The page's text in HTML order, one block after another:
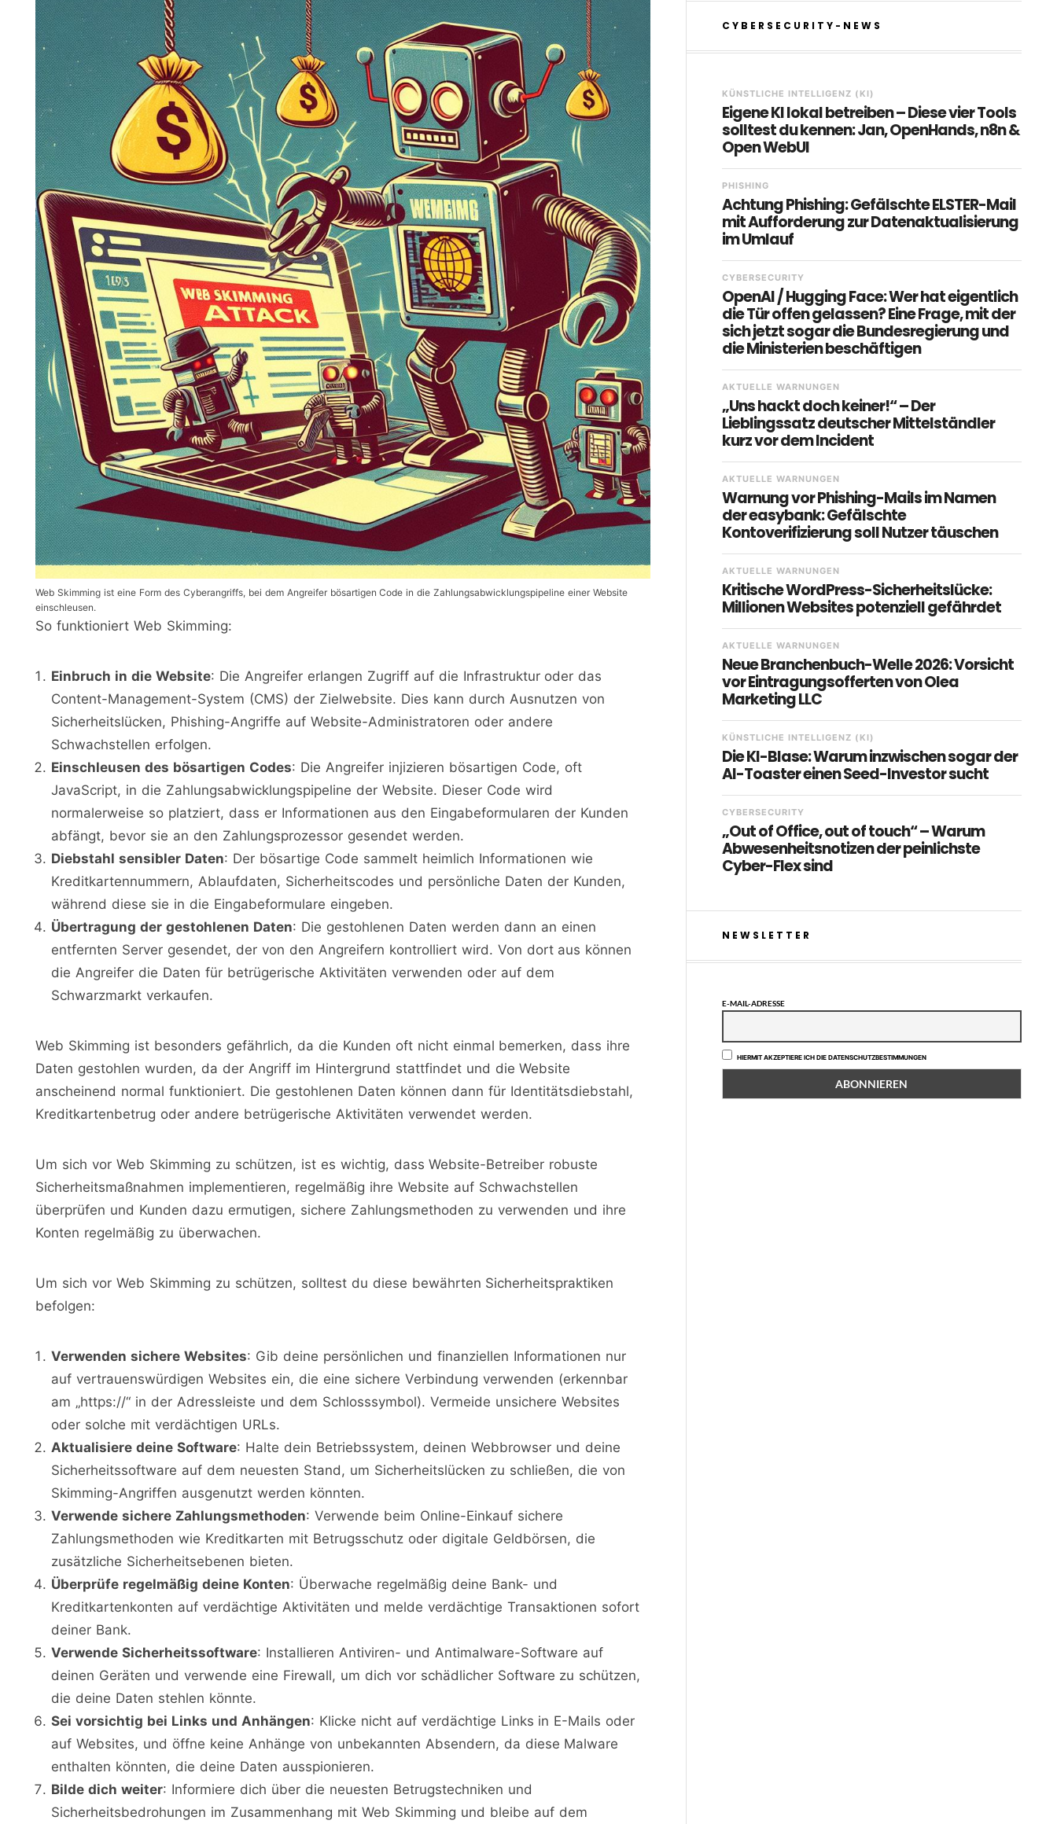
Web Skimming ist eine Form des Cyberangriffs, bei dem Angreifer bösartigen Code in die Zahlungsabwicklungspipeline einer Website
einschleusen.
So funktioniert Web Skimming:
Einbruch in die Website: Die Angreifer erlangen Zugriff auf die Infrastruktur oder das
Content-Management-System (CMS) der Zielwebsite. Dies kann durch Ausnutzen von
Sicherheitslücken, Phishing-Angriffe auf Website-Administratoren oder andere
Schwachstellen erfolgen.
Einschleusen des bösartigen Codes: Die Angreifer injizieren bösartigen Code, oft
JavaScript, in die Zahlungsabwicklungspipeline der Website. Dieser Code wird
normalerweise so platziert, dass er Informationen aus den Eingabeformularen der Kunden
abfängt, bevor sie an den Zahlungsprozessor gesendet werden.
Diebstahl sensibler Daten: Der bösartige Code sammelt heimlich Informationen wie
Kreditkartennummern, Ablaufdaten, Sicherheitscodes und persönliche Daten der Kunden,
während diese sie in die Eingabeformulare eingeben.
Übertragung der gestohlenen Daten: Die gestohlenen Daten werden dann an einen
entfernten Server gesendet, der von den Angreifern kontrolliert wird. Von dort aus können
die Angreifer die Daten für betrügerische Aktivitäten verwenden oder auf dem
Schwarzmarkt verkaufen.
Web Skimming ist besonders gefährlich, da die Kunden oft nicht einmal bemerken, dass ihre
Daten gestohlen wurden, da der Angriff im Hintergrund stattfindet und die Website
anscheinend normal funktioniert. Die gestohlenen Daten können dann für Identitätsdiebstahl,
Kreditkartenbetrug oder andere betrügerische Aktivitäten verwendet werden.
Um sich vor Web Skimming zu schützen, ist es wichtig, dass Website-Betreiber robuste
Sicherheitsmaßnahmen implementieren, regelmäßig ihre Website auf Schwachstellen
überprüfen und Kunden dazu ermutigen, sichere Zahlungsmethoden zu verwenden und ihre
Konten regelmäßig zu überwachen.
Um sich vor Web Skimming zu schützen, solltest du diese bewährten Sicherheitspraktiken
befolgen:
Verwenden sichere Websites: Gib deine persönlichen und finanziellen Informationen nur
auf vertrauenswürdigen Websites ein, die eine sichere Verbindung verwenden (erkennbar
am „https://“ in der Adressleiste und dem Schlosssymbol). Vermeide unsichere Websites
oder solche mit verdächtigen URLs.
Aktualisiere deine Software: Halte dein Betriebssystem, deinen Webbrowser und deine
Sicherheitssoftware auf dem neuesten Stand, um Sicherheitslücken zu schließen, die von
Skimming-Angriffen ausgenutzt werden könnten.
Verwende sichere Zahlungsmethoden: Verwende beim Online-Einkauf sichere
Zahlungsmethoden wie Kreditkarten mit Betrugsschutz oder digitale Geldbörsen, die
zusätzliche Sicherheitsebenen bieten.
Überprüfe regelmäßig deine Konten: Überwache regelmäßig deine Bank- und
Kreditkartenkonten auf verdächtige Aktivitäten und melde verdächtige Transaktionen sofort
deiner Bank.
Verwende Sicherheitssoftware: Installieren Antiviren- und Antimalware-Software auf
deinen Geräten und verwende eine Firewall, um dich vor schädlicher Software zu schützen,
die deine Daten stehlen könnte.
Sei vorsichtig bei Links und Anhängen: Klicke nicht auf verdächtige Links in E-Mails oder
auf Websites, und öffne keine Anhänge von unbekannten Absendern, da diese Malware
enthalten könnten, die deine Daten ausspionieren.
Bilde dich weiter: Informiere dich über die neuesten Betrugstechniken und
Sicherheitsbedrohungen im Zusammenhang mit Web Skimming und bleibe auf dem
CYBERSECURITY-NEWS
KÜNSTLICHE INTELLIGENZ (KI)
Eigene KI lokal betreiben – Diese vier Tools
solltest du kennen: Jan, OpenHands, n8n &
Open WebUI
PHISHING
Achtung Phishing: Gefälschte ELSTER-Mail
mit Aufforderung zur Datenaktualisierung
im Umlauf
CYBERSECURITY
OpenAI / Hugging Face: Wer hat eigentlich
die Tür offen gelassen? Eine Frage, mit der
sich jetzt sogar die Bundesregierung und
die Ministerien beschäftigen
AKTUELLE WARNUNGEN
„Uns hackt doch keiner!“ – Der
Lieblingssatz deutscher Mittelständler
kurz vor dem Incident
AKTUELLE WARNUNGEN
Warnung vor Phishing-Mails im Namen
der easybank: Gefälschte
Kontoverifizierung soll Nutzer täuschen
AKTUELLE WARNUNGEN
Kritische WordPress-Sicherheitslücke:
Millionen Websites potenziell gefährdet
AKTUELLE WARNUNGEN
Neue Branchenbuch-Welle 2026: Vorsicht
vor Eintragungsofferten von Olea
Marketing LLC
KÜNSTLICHE INTELLIGENZ (KI)
Die KI-Blase: Warum inzwischen sogar der
AI-Toaster einen Seed-Investor sucht
CYBERSECURITY
„Out of Office, out of touch“ – Warum
Abwesenheitsnotizen der peinlichste
Cyber-Flex sind
NEWSLETTER
E-MAIL-ADRESSE
HIERMIT AKZEPTIERE ICH DIE DATENSCHUTZBESTIMMUNGEN